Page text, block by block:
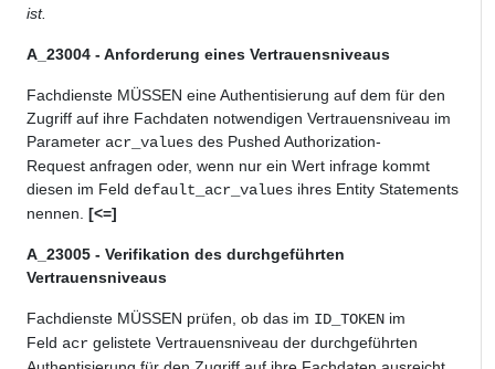
ist.
A_23004 - Anforderung eines Vertrauensniveaus
Fachdienste MÜSSEN eine Authentisierung auf dem für den
Zugriff auf ihre Fachdaten notwendigen Vertrauensniveau im
Parameter acr_values des Pushed Authorization-
Request anfragen oder, wenn nur ein Wert infrage kommt
diesen im Feld default_acr_values ihres Entity Statements
nennen. [<=]
A_23005 - Verifikation des durchgeführten
Vertrauensniveaus
Fachdienste MÜSSEN prüfen, ob das im ID_TOKEN im
Feld acr gelistete Vertrauensniveau der durchgeführten